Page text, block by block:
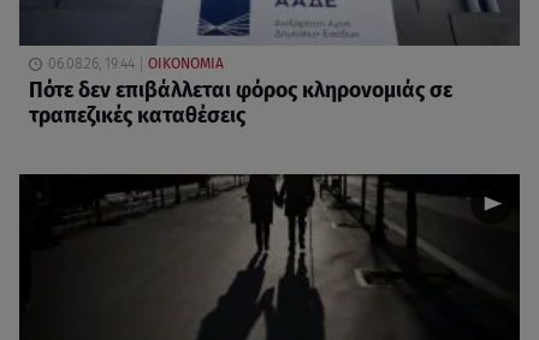
06.08.26, 19:44 ΟΙΚΟΝΟΜΙΑ
Πότε δεν επιβάλλεται φόρος κληρονομιάς σε
τραπεζικές καταθέσεις